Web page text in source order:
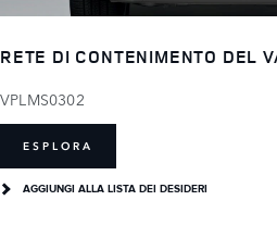
RETE DI CONTENIMENTO DEL
VPLMS0302
ESPLORA
AGGIUNGI ALLA LISTA DEI DESIDERI